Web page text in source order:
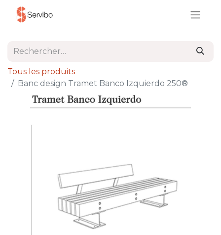
Tous les produits
Banc design Tramet Banco Izquierdo 250®